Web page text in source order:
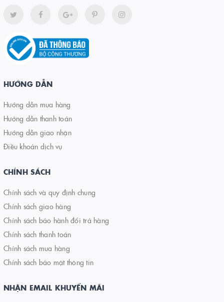
HƯỚNG DẪN
Hướng dẫn mua hàng
Hướng dẫn thanh toán
Hướng dẫn giao nhận
Điều khoản dịch vụ
CHÍNH SÁCH
Chính sách và quy định chung
Chính sách giao hàng
Chính sách bảo hành đổi trả hàng
Chính sách thanh toán
Chính sách mua hàng
Chính sách bảo mật thông tin
NHẬN EMAIL KHUYẾN MÃI